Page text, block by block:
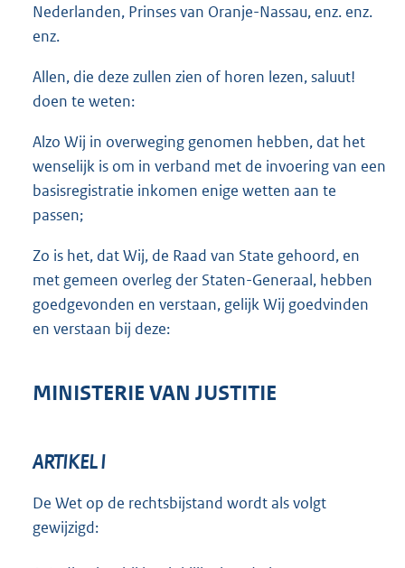
:
K
Nederlanden, Prinses van Oranje-Nassau, enz. enz.
enz.
Allen, die deze zullen zien of horen lezen, saluut!
doen te weten:
Alzo Wij in overweging genomen hebben, dat het
wenselijk is om in verband met de invoering van een
basisregistratie inkomen enige wetten aan te
passen;
Zo is het, dat Wij, de Raad van State gehoord, en
met gemeen overleg der Staten-Generaal, hebben
goedgevonden en verstaan, gelijk Wij goedvinden
en verstaan bij deze:
MINISTERIE VAN JUSTITIE
ARTIKEL I
De Wet op de rechtsbijstand wordt als volgt
gewijzigd: